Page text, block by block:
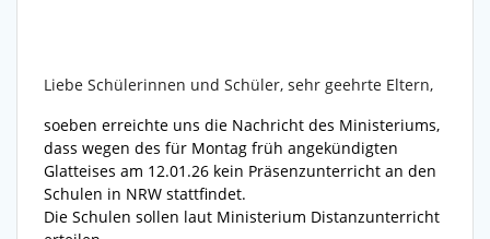
Liebe Schülerinnen und Schüler, sehr geehrte Eltern,
soeben erreichte uns die Nachricht des Ministeriums,
dass wegen des für Montag früh angekündigten
Glatteises am 12.01.26 kein Präsenzunterricht an den
Schulen in NRW stattfindet.
Die Schulen sollen laut Ministerium Distanzunterricht